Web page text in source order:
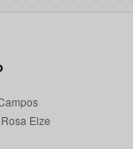
Elze